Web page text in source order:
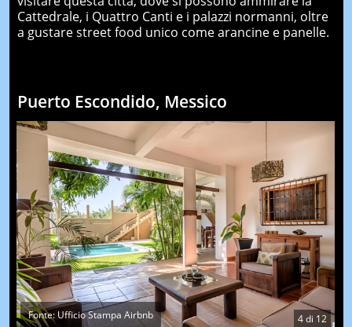
Cattedrale, i Quattro Canti e i palazzi normanni, oltre
a gustare street food unico come arancine e panelle.
Puerto Escondido, Messico
4di 12
Fonte: Ufficio Stampa Airbnb